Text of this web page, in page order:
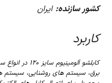
کشور سازنده: ایران
کاربرد
کابلشو
برق، سیستم های روشنایی، سیستم